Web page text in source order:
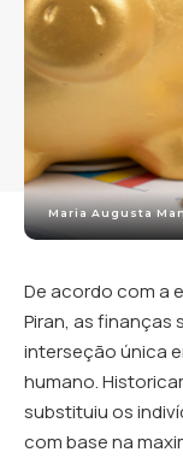
Maria Augusta
De acordo com a
Piran, as finanças
interseção única
humano.
substituiu os
com base na